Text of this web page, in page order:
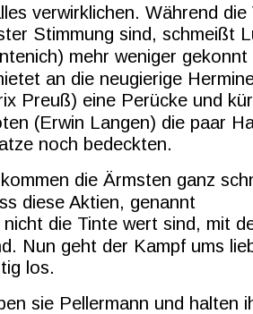
verwirklichen. Während
Stimmung sind, schmeißt
mehr weniger
an die neugierige
Preuß) eine Perücke und
(Erwin Langen) die paar
noch bedeckten.
die Ärmsten ganz
diese Aktien, genannt
nicht die Tinte wert sind, mit
Nun geht der Kampf ums
los.
sie Pellermann und halten